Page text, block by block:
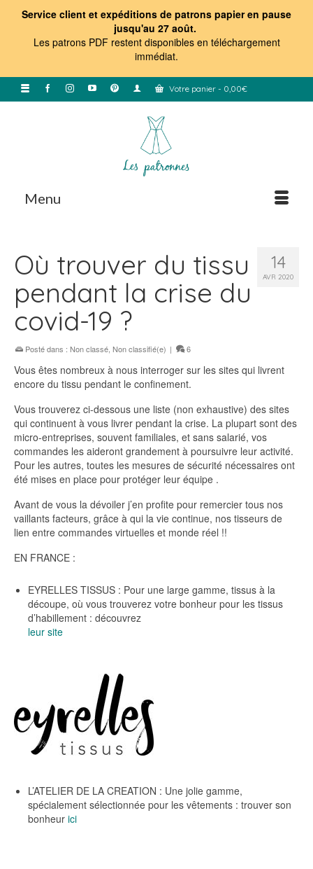
Service client et expéditions de patrons papier en pause
jusqu'au 27 août.
Les patrons PDF restent disponibles en téléchargement
immédiat.
Votre panier - 0,00€
Menu
14
AVR 2020
Où trouver du tissu
pendant la crise du
covid-19 ?
Posté dans : Non classé Non classifié(e) | 6
Vous êtes nombreux à nous interroger sur les sites qui livrent
encore du tissu pendant le confinement.
Vous trouverez ci-dessous une liste (non exhaustive) des sites
qui continuent à vous livrer pendant la crise. La plupart sont des
micro-entreprises, souvent familiales, et sans salarié, vos
commandes les aideront grandement à poursuivre leur activité.
Pour les autres, toutes les mesures de sécurité nécessaires ont
été mises en place pour protéger leur équipe .
Avant de vous la dévoiler j’en profite pour remercier tous nos
vaillants facteurs, grâce à qui la vie continue, nos tisseurs de
lien entre commandes virtuelles et monde réel !!
EN FRANCE :
EYRELLES TISSUS : Pour une large gamme, tissus à la
découpe, où vous trouverez votre bonheur pour les tissus
d’habillement : découvrez
leur site
L’ATELIER DE LA CREATION : Une jolie gamme,
spécialement sélectionnée pour les vêtements : trouver son
bonheur ici